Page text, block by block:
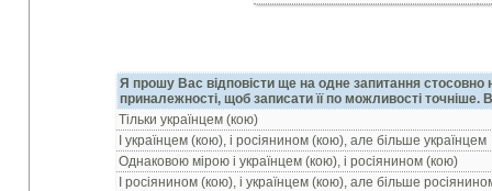
Я прошу Вас вiдповiсти ще на одне запитання стосовно
приналежностi, щоб записати її по можливостi точнiше.
Тiльки українцем (кою)
I українцем (кою), i росiянином (кою), але бiльше українцем
Однаковою мiрою i українцем (кою), i росiянином (кою)
I росiянином (кою), i українцем (кою), але бiльше